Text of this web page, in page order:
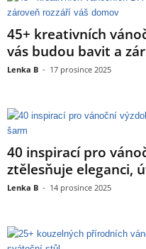
45+ kreativních
vás budou bavit a
Lenka B - 17 prosince 2025
40 inspirací pro
ztělesňuje eleganci,
Lenka B - 14 prosince 2025